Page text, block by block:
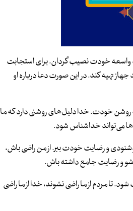
واسعه خودت نصیب گردان. برای استجابت
تهیه کند. در این صورت دعا درباره او
روشن خودت. خدا دلیل‌های روشنی دارد که ما
می‌تواند خداشناس شود.
و رضایت خودت ببر. از من راضی باش،
و رضایت جامع داشته باش.
تا مردم از ما راضی نشوند، خدا از ما راضی